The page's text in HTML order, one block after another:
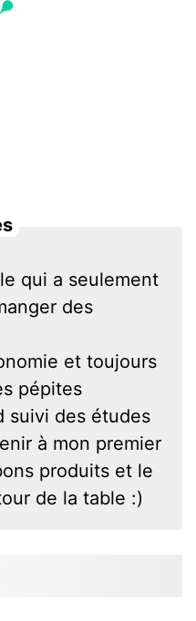
qui a seulement
des
et toujours
pépites
suivi des études
à mon premier
produits et le
de la table :)